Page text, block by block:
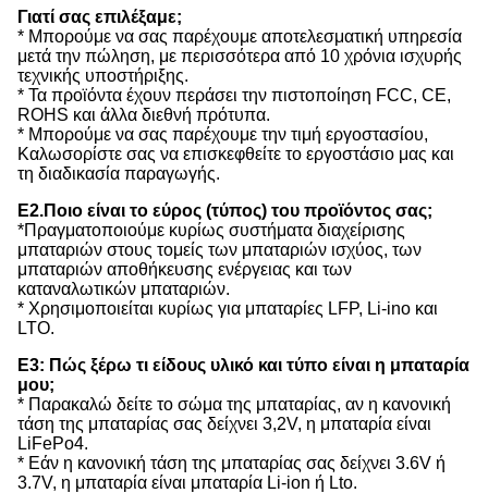
Γιατί σας επιλέξαμε;
* Μπορούμε να σας παρέχουμε αποτελεσματική υπηρεσία
μετά την πώληση, με περισσότερα από 10 χρόνια ισχυρής
τεχνικής υποστήριξης.
* Τα προϊόντα έχουν περάσει την πιστοποίηση FCC, CE,
ROHS και άλλα διεθνή πρότυπα.
* Μπορούμε να σας παρέχουμε την τιμή εργοστασίου,
Καλωσορίστε σας να επισκεφθείτε το εργοστάσιο μας και
τη διαδικασία παραγωγής.
Ε2.Ποιο είναι το εύρος (τύπος) του προϊόντος σας;
*Πραγματοποιούμε κυρίως συστήματα διαχείρισης
μπαταριών στους τομείς των μπαταριών ισχύος, των
μπαταριών αποθήκευσης ενέργειας και των
καταναλωτικών μπαταριών.
* Χρησιμοποιείται κυρίως για μπαταρίες LFP, Li-ino και
LTO.
Ε3: Πώς ξέρω τι είδους υλικό και τύπο είναι η μπαταρία
μου;
* Παρακαλώ δείτε το σώμα της μπαταρίας, αν η κανονική
τάση της μπαταρίας σας δείχνει 3,2V, η μπαταρία είναι
LiFePo4.
* Εάν η κανονική τάση της μπαταρίας σας δείχνει 3.6V ή
3.7V, η μπαταρία είναι μπαταρία Li-ion ή Lto.